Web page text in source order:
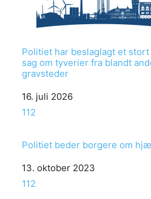
Politiet har beslaglagt et
sag om tyverier fra blandt
gravsteder
Date
16. juli 2026
In relation to
112
Politiet beder borgere om
Date
13. oktober 2023
In relation to
112